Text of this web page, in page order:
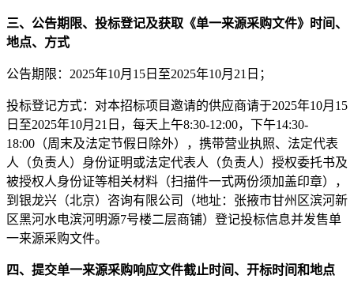
三、公告期限、投标登记及获取《单一来源采购文件》
时间、
地点、方式
公告期限 ： 2025年10月 15 日至2025年10月 21 日 ；
投标登记方式： 对本招标项目邀请的供应商请于2025年10月 15
日至2025年10月 21 日，每天上午8:30-12:00，下午14:30-
18:00（周末及法定节假日除外），携带营业执照、法定代表
人（负责人）身份证明或法定代表人（负责人）授权委托书及
被授权人身份证等相关材料（扫描件一式两份须加盖印章），
到银龙兴（北京）咨询有限公司（地址：张掖市甘州区滨河新
区黑河水电滨河明源7号楼二层商铺）登记投标信息并发售单
一来源采购文件。
四、提交单一来源采购响应文件截止时间、开标时间和地点